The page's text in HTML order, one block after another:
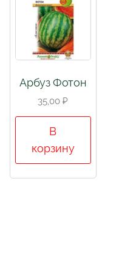
Арбуз Фотон
35,00₽
В
корзину